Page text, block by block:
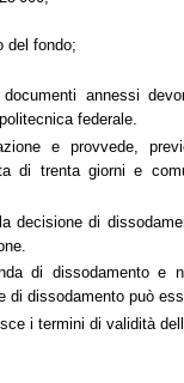
del fondo;
annessi
federale.
e provvede,
di trenta giorni e
decisione di
di dissodamento e
dissodamento può
i termini di validità